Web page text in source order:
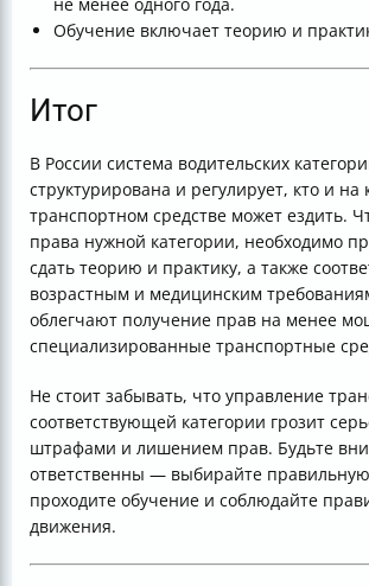
Обучение включает теорию и
Итог
В России система водительских
структурирована и регулирует, кто и на
транспортном средстве может ездить.
права нужной категории, необходимо
сдать теорию и практику, а также
возрастным и медицинским
облегчают получение прав на менее
специализированные транспортные
Не стоит забывать, что управление
соответствующей категории грозит
штрафами и лишением прав. Будьте
ответственны — выбирайте
проходите обучение и соблюдайте
движения.